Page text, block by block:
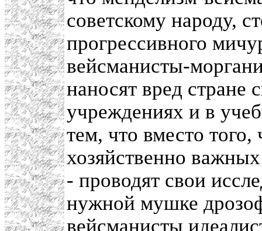
советскому народу,
прогрессивного
вейсманисты-
наносят вред стране
учреждениях и в
тем, что вместо того,
хозяйственно
- проводят свои
нужной мушке
вейсманисты